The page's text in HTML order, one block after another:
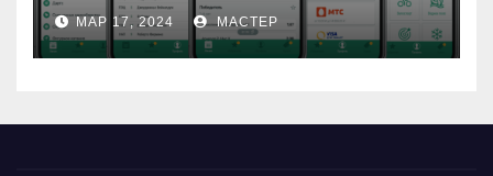
МАР 17, 2024 МАСТЕР